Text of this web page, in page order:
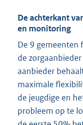
De achterkant
en monitoring
De 9 gemeenten
de
aanbieder
maximale
de jeugdige en
probleem op te